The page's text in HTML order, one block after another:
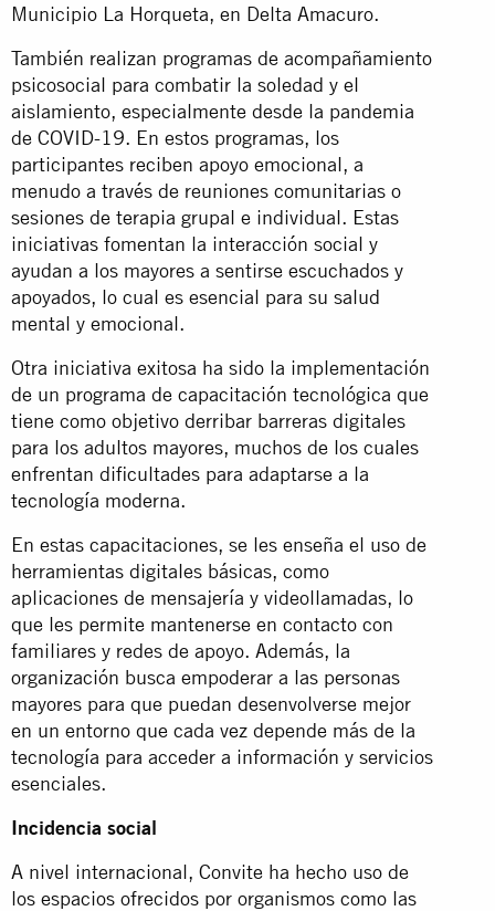
Municipio La Horqueta, en Delta Amacuro.
También realizan programas de acompañamiento
psicosocial para combatir la soledad y el
aislamiento, especialmente desde la pandemia
de COVID-19. En estos programas, los
participantes reciben apoyo emocional, a
menudo a través de reuniones comunitarias o
sesiones de terapia grupal e individual. Estas
iniciativas fomentan la interacción social y
ayudan a los mayores a sentirse escuchados y
apoyados, lo cual es esencial para su salud
mental y emocional.
Otra iniciativa exitosa ha sido la implementación
de un programa de capacitación tecnológica que
tiene como objetivo derribar barreras digitales
para los adultos mayores, muchos de los cuales
enfrentan dificultades para adaptarse a la
tecnología moderna.
En estas capacitaciones, se les enseña el uso de
herramientas digitales básicas, como
aplicaciones de mensajería y videollamadas, lo
que les permite mantenerse en contacto con
familiares y redes de apoyo. Además, la
organización busca empoderar a las personas
mayores para que puedan desenvolverse mejor
en un entorno que cada vez depende más de la
tecnología para acceder a información y servicios
esenciales​.
Incidencia social
A nivel internacional, Convite ha hecho uso de
los espacios ofrecidos por organismos como las